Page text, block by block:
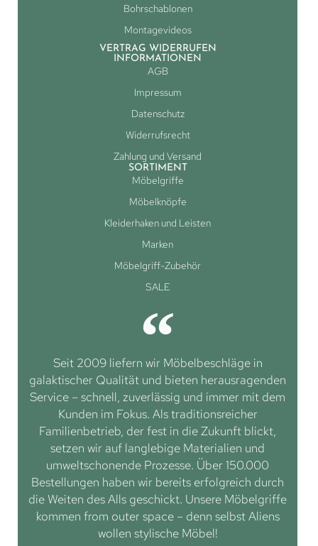
Bohrschablonen
Montagevideos
VERTRAG WIDERRUFEN
INFORMATIONEN
AGB
Impressum
Datenschutz
Widerrufsrecht
Zahlung und Versand
SORTIMENT
Möbelgriffe
Möbelknöpfe
Kleiderhaken und Leisten
Marken
Möbelgriff-Zubehör
SALE
Seit 2009 liefern wir Möbelbeschläge in
galaktischer Qualität und bieten herausragenden
Service – schnell, zuverlässig und immer mit dem
Kunden im Fokus. Als traditionsreicher
Familienbetrieb, der fest in die Zukunft blickt,
setzen wir auf langlebige Materialien und
umweltschonende Prozesse. Über 150.000
Bestellungen haben wir bereits erfolgreich durch
die Weiten des Alls geschickt. Unsere Möbelgriffe
kommen from outer space – denn selbst Aliens
wollen stylische Möbel!